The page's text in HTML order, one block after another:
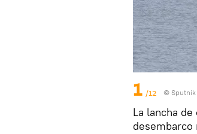
1 /12 ©
La lancha
desembarco